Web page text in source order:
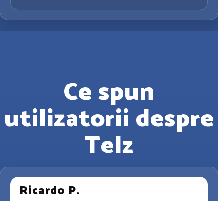
Ce spun
utilizatorii despre
Telz
Ricardo P.